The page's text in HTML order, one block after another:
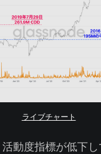
ライブチャート
動度指標が低下し